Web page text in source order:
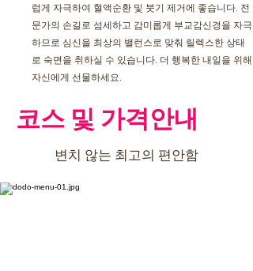
럽게 자극하여 혈액순환 및 붓기 제거에 좋습니다. 전
문가의 손길로 섬세하고 감미롭게 부교감신경을 자극
하므로 심신을 최상의 밸런스로 맞춰 릴렉스한 상태
로 숙면을 취하실 수 있습니다. 더 행복한 내일을 위해
자신에게 선물하세요.
코스 및 가격안내
변치 않는 최고의 편안함